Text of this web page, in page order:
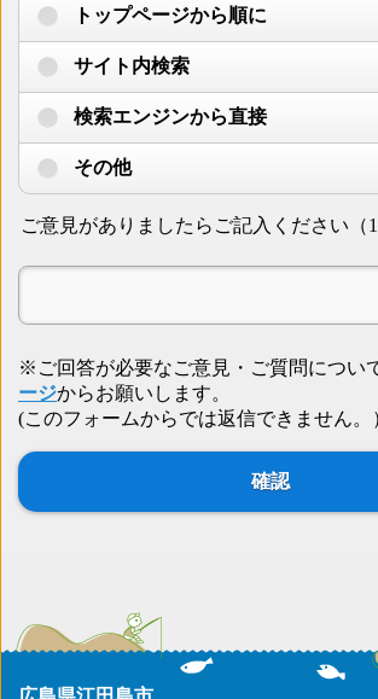
トップページから順に
サイト内検索
検索エンジンから直接
その他
ご意見がありましたらご記入ください（
※ご回答が必要なご意見・ご質問につい
ージからお願いします。
(このフォームからでは返信できません。